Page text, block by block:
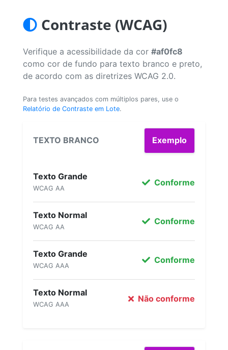
Contraste (WCAG)
Verifique a acessibilidade da cor #af0fc8
como cor de fundo para texto branco e preto,
de acordo com as diretrizes WCAG 2.0.
Para testes avançados com múltiplos pares, use o
Relatório de Contraste em Lote.
TEXTO BRANCO Exemplo
Texto Grande
WCAG AA
Conforme
Texto Normal
WCAG AA
Conforme
Texto Grande
WCAG AAA
Conforme
Texto Normal
WCAG AAA
Não conforme